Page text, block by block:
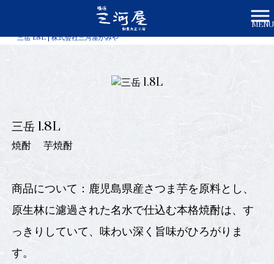
MENU
商品一覧
三岳 1.8L | 株式会社三河屋かみや
三岳 1.8L
焼酎 芋焼酎
商品について：鹿児島県産さつま芋を原料とし、
原生林に濾過された名水で仕込む本格焼酎は、す
っきりしていて、味わい深く旨味がひろがりま
す。